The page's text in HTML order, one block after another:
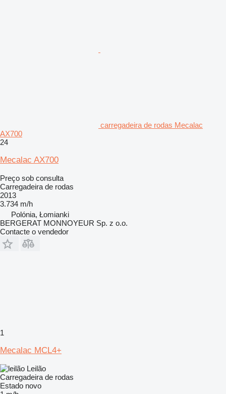
carregadeira de rodas Mecalac
AX700
24
Mecalac AX700
Preço sob consulta
Carregadeira de rodas
2013
3.734 m/h
Polónia, Łomianki
BERGERAT MONNOYEUR Sp. z o.o.
Contacte o vendedor
1
Mecalac MCL4+
Leilão
Carregadeira de rodas
Estado novo